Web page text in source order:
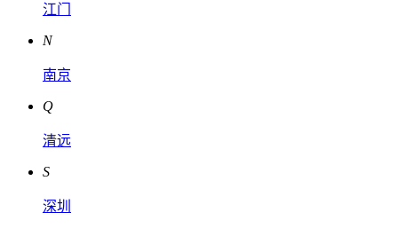
江门
N
南京
Q
清远
S
深圳